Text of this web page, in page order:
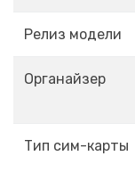
Релиз модели
Органайзер
Тип сим-карты